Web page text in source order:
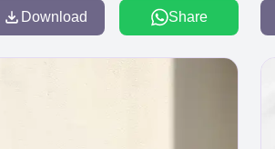
purss it fasci geid uiterler. Risse a
pris. Tincidu ng ela
Download Share